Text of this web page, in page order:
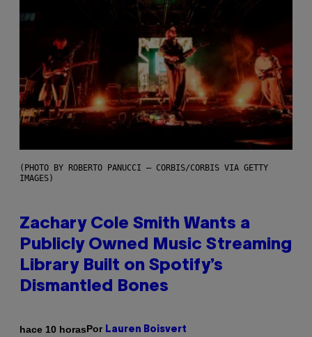
(PHOTO BY ROBERTO PANUCCI – CORBIS/CORBIS VIA GETTY
IMAGES)
Zachary Cole Smith Wants a
Publicly Owned Music Streaming
Library Built on Spotify’s
Dismantled Bones
hace 10 horasPor Lauren Boisvert